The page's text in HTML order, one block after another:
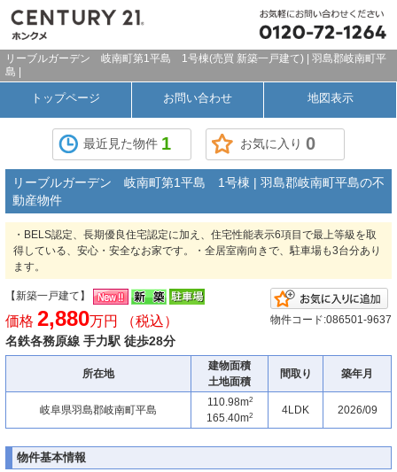
リーブルガーデン 岐南町第1平島 1号棟(売買 新築一戸建て) | 羽島郡岐南町平
島 |
トップページ お問い合わせ 地図表示
最近見た物件 1 お気に入り 0
リーブルガーデン 岐南町第1平島 1号棟 | 羽島郡岐南町平島の不
動産物件
・BELS認定、長期優良住宅認定に加え、住宅性能表示6項目で最上等級を取
得している、安心・安全なお家です。・全居室南向きで、駐車場も3台分あり
ます。
【新築一戸建て】
価格 2,880万円 （税込）
名鉄各務原線 手力駅 徒歩28分
物件コード:086501-9637
所在地
建物面積
土地面積
間取り 築年月
岐阜県羽島郡岐南町平島
110.98m2
165.40m2 4LDK 2026/09
物件基本情報